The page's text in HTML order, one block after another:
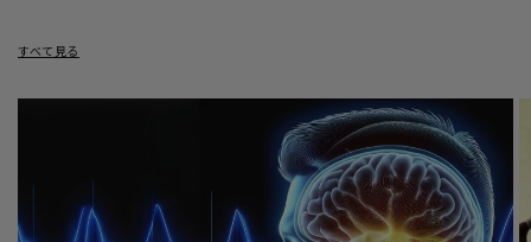
すべて見る